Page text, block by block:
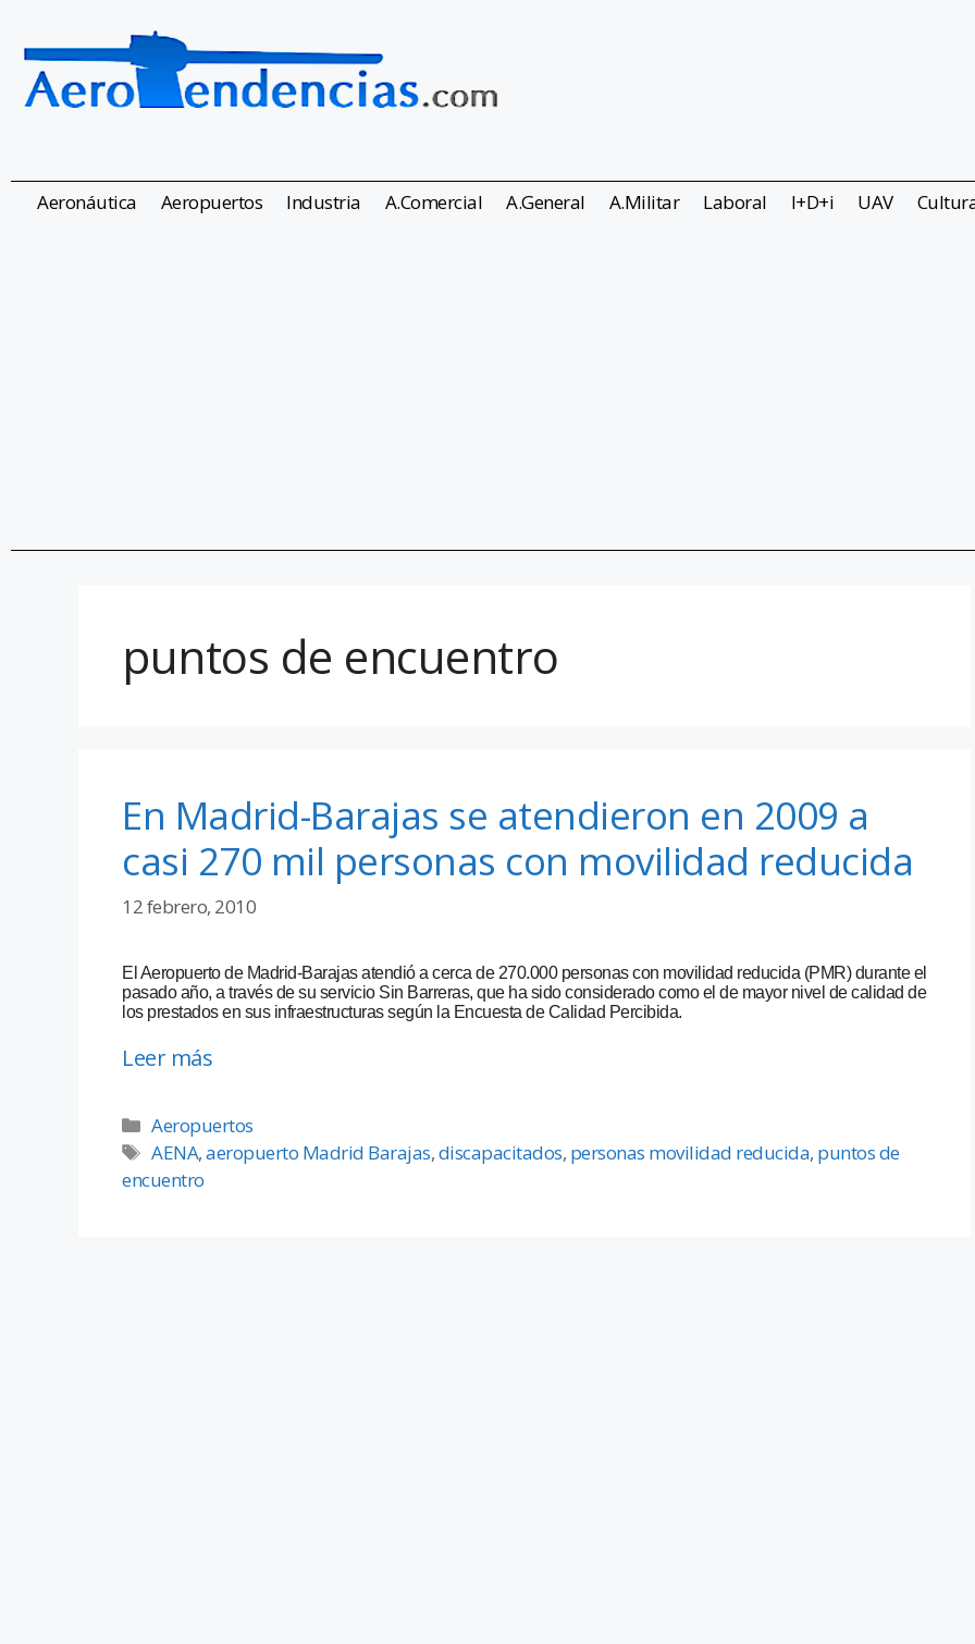
Aeronáutica Aeropuertos Industria A.Comercial A.General A.Militar Laboral I+D+i UAV
puntos de encuentro
En Madrid-Barajas se atendieron en 2009 a
casi 270 mil personas con movilidad reducida
12 febrero, 2010
El Aeropuerto de Madrid-Barajas atendió a cerca de 270.000 personas con movilidad reducida (PMR) durante el
pasado año, a través de su servicio Sin Barreras, que ha sido considerado como el de mayor nivel de calidad de
los prestados en sus infraestructuras según la Encuesta de Calidad Percibida.
Leer más
Aeropuertos
AENA,aeropuerto Madrid Barajas,discapacitados, personas movilidad reducida, puntos de
encuentro